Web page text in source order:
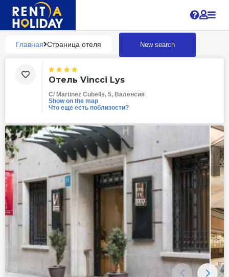
Главная Страница отеля New search
Отель Vincci Lys
C/ Martinez Cubells, 5, Валенсия
Show on the map
Что еще есть поблизости?
?